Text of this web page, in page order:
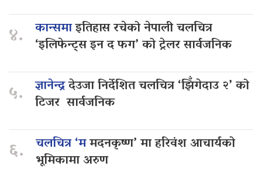
४. कान्समाइतिहास रचेको नेपाली चलचित्र
‘इलिफेन्ट्स इन द फग’ को ट्रेलर सार्वजनिक
५. ज्ञानेन्द्रदेउजा निर्देशित चलचित्र ‘झिँगेदाउ २’ को
टिजर सार्वजनिक
६. चलचित्र ‘ममदनकृष्ण’ मा हरिवंश आचार्यको
भूमिकामा अरुण